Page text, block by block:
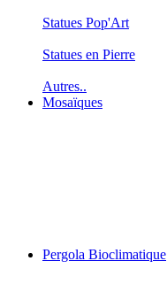
Statues Pop'Art
Statues en Pierre
Autres..
Mosaïques
Pergola Bioclimatique